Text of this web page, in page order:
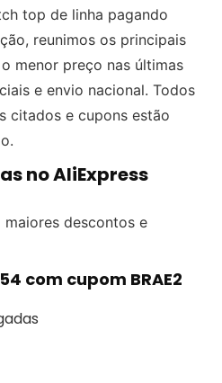
top de linha pagando
reunimos os principais
menor preço nas últimas
e envio nacional. Todos
citados e cupons estão
no AliExpress
descontos e
com cupom BRAE2